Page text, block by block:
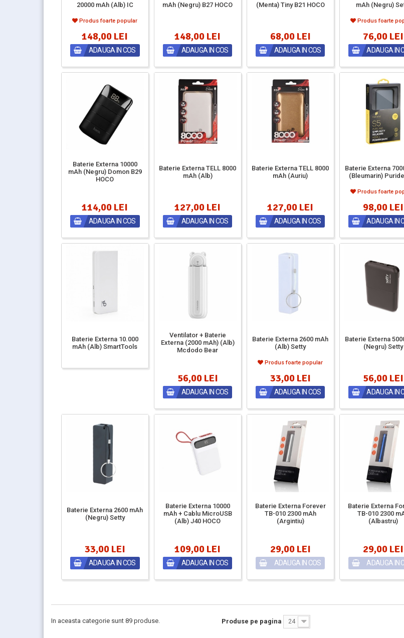
20000 mAh (Alb) IC
Produs foarte popular
148,00 LEI
ADAUGA IN COS
mAh (Negru) B27 HOCO
148,00 LEI
ADAUGA IN COS
(Menta) Tiny B21 HOCO
68,00 LEI
ADAUGA IN COS
mAh (Negru)
Produs foarte
76,00 LEI
ADAUGA IN
Baterie Externa 10000
mAh (Negru) Domon B29
HOCO
114,00 LEI
ADAUGA IN COS
Baterie Externa TELL 8000
mAh (Alb)
127,00 LEI
ADAUGA IN COS
Baterie Externa TELL 8000
mAh (Auriu)
127,00 LEI
ADAUGA IN COS
Baterie Externa
(Bleumarin)
Produs foarte
98,00 LEI
ADAUGA IN
Baterie Externa 10.000
mAh (Alb) SmartTools
Ventilator + Baterie
Externa (2000 mAh) (Alb)
Mcdodo Bear
56,00 LEI
ADAUGA IN COS
Baterie Externa 2600 mAh
(Alb) Setty
Produs foarte popular
33,00 LEI
ADAUGA IN COS
Baterie Externa
(Negru) Setty
56,00 LEI
ADAUGA IN
Baterie Externa 2600 mAh
(Negru) Setty
33,00 LEI
ADAUGA IN COS
Baterie Externa 10000
mAh + Cablu MicroUSB
(Alb) J40 HOCO
109,00 LEI
ADAUGA IN COS
Baterie Externa Forever
TB-010 2300 mAh
(Argintiu)
29,00 LEI
ADAUGA IN COS
Baterie Externa
TB-010 2300
(Albastru)
29,00 LEI
ADAUGA IN
Produse pe pagina 24
In aceasta categorie sunt 89 produse.